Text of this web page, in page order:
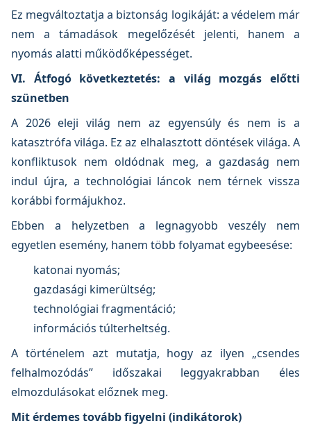
Ez megváltoztatja a biztonság logikáját: a védelem már
nem a támadások megelőzését jelenti, hanem a
nyomás alatti működőképességet.
VI. Átfogó következtetés: a világ mozgás előtti
szünetben
A 2026 eleji világ nem az egyensúly és nem is a
katasztrófa világa. Ez az elhalasztott döntések világa. A
konfliktusok nem oldódnak meg, a gazdaság nem
indul újra, a technológiai láncok nem térnek vissza
korábbi formájukhoz.
Ebben a helyzetben a legnagyobb veszély nem
egyetlen esemény, hanem több folyamat egybeesése:
katonai nyomás;
gazdasági kimerültség;
technológiai fragmentáció;
információs túlterheltség.
A történelem azt mutatja, hogy az ilyen „csendes
felhalmozódás” időszakai leggyakrabban éles
elmozdulásokat előznek meg.
Mit érdemes tovább figyelni (indikátorok)